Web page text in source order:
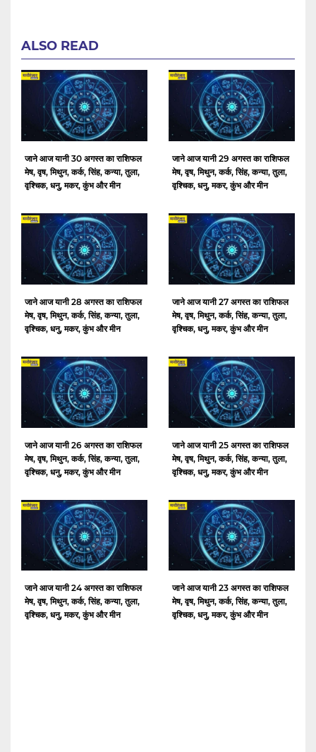
ALSO READ
जाने आज यानी 30 अगस्त का राशिफल
मेष, वृष, मिथुन, कर्क, सिंह, कन्या, तुला,
वृश्चिक, धनु, मकर, कुंभ और मीन
जाने आज यानी 29 अगस्त का राशिफल
मेष, वृष, मिथुन, कर्क, सिंह, कन्या, तुला,
वृश्चिक, धनु, मकर, कुंभ और मीन
जाने आज यानी 28 अगस्त का राशिफल
मेष, वृष, मिथुन, कर्क, सिंह, कन्या, तुला,
वृश्चिक, धनु, मकर, कुंभ और मीन
जाने आज यानी 27 अगस्त का राशिफल
मेष, वृष, मिथुन, कर्क, सिंह, कन्या, तुला,
वृश्चिक, धनु, मकर, कुंभ और मीन
जाने आज यानी 26 अगस्त का राशिफल
मेष, वृष, मिथुन, कर्क, सिंह, कन्या, तुला,
वृश्चिक, धनु, मकर, कुंभ और मीन
जाने आज यानी 25 अगस्त का राशिफल
मेष, वृष, मिथुन, कर्क, सिंह, कन्या, तुला,
वृश्चिक, धनु, मकर, कुंभ और मीन
जाने आज यानी 24 अगस्त का राशिफल
मेष, वृष, मिथुन, कर्क, सिंह, कन्या, तुला,
वृश्चिक, धनु, मकर, कुंभ और मीन
जाने आज यानी 23 अगस्त का राशिफल
मेष, वृष, मिथुन, कर्क, सिंह, कन्या, तुला,
वृश्चिक, धनु, मकर, कुंभ और मीन